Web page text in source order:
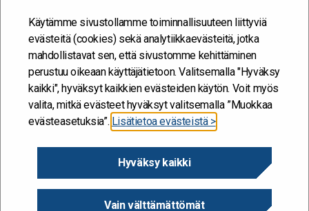
Käytämme sivustollamme toiminnallisuuteen liittyviä
evästeitä (cookies) sekä analytiikkaevästeitä, jotka
mahdollistavat sen, että sivustomme kehittäminen
perustuu oikeaan käyttäjätietoon. Valitsemalla "Hyväksy
kaikki", hyväksyt kaikkien evästeiden käytön. Voit myös
valita, mitkä evästeet hyväksyt valitsemalla ”Muokkaa
evästeasetuksia”. Lisätietoa evästeistä >
Hyväksy kaikki
Vain välttämättömät
Suomi tipahti siiloihin – nyt